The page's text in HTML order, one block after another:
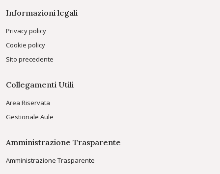
Informazioni legali
Privacy policy
Cookie policy
Sito precedente
Collegamenti Utili
Area Riservata
Gestionale Aule
Amministrazione Trasparente
Amministrazione Trasparente